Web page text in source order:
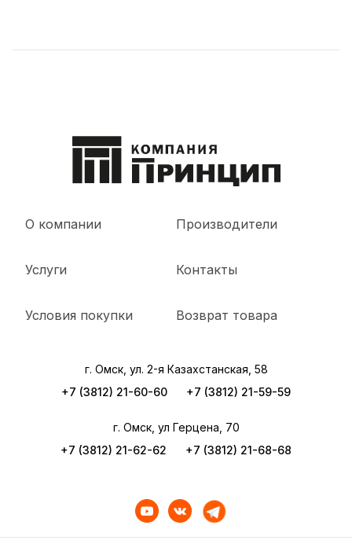
О компании
Услуги
Условия покупки
Производители
Контакты
Возврат товара
г. Омск, ул. 2-я Казахстанская, 58
+7 (3812) 21-60-60
+7 (3812) 21-59-59
г. Омск, ул Герцена, 70
+7 (3812) 21-62-62
+7 (3812) 21-68-68